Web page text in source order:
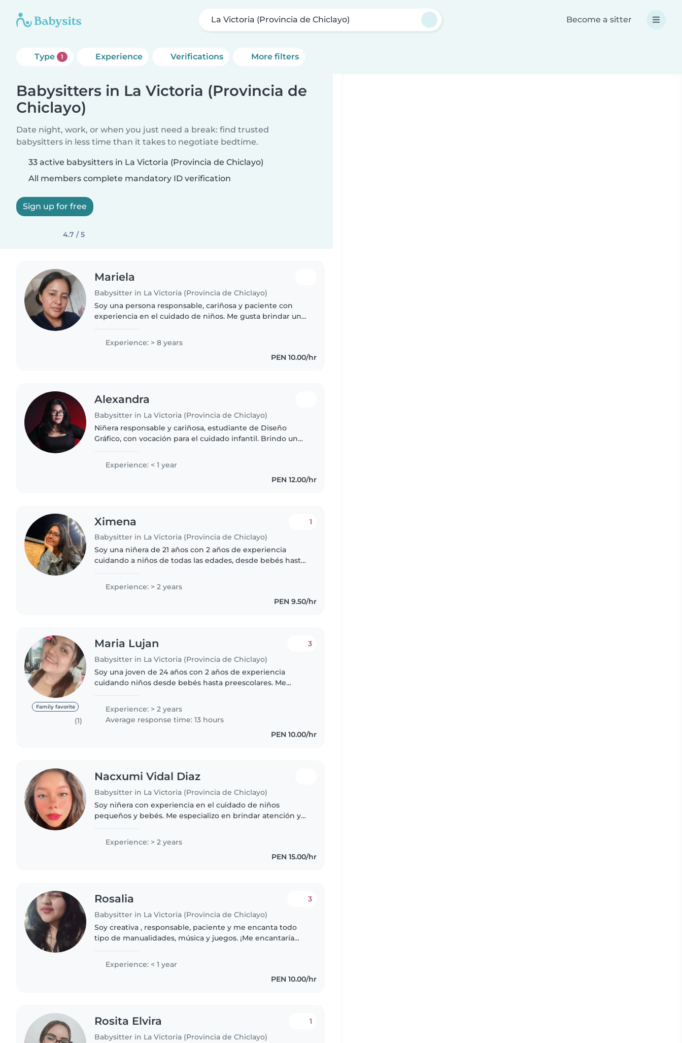
La Victoria (Provincia de Chiclayo) Become a sitter
Type 1 Experience Verifications More filters
Babysitters in La Victoria (Provincia de
Chiclayo)
Date night, work, or when you just need a break: find trusted
babysitters in less time than it takes to negotiate bedtime.
33 active babysitters in La Victoria (Provincia de Chiclayo)
All members complete mandatory ID verification
Sign up for free
4.7 / 5
Mariela
Babysitter in La Victoria (Provincia de Chiclayo)
Soy una persona responsable, cariñosa y paciente con
experiencia en el cuidado de niños. Me gusta brindar un
los pequeños se..
Experience: > 8 years
PEN 10.00/hr
Alexandra
Babysitter in La Victoria (Provincia de Chiclayo)
Niñera responsable y cariñosa, estudiante de Diseño
Gráfico, con vocación para el cuidado infantil. Brindo un
Experience: < 1 year
PEN 12.00/hr
Ximena
Babysitter in La Victoria (Provincia de Chiclayo)
1
Soy una niñera de 21 años con 2 años de experiencia
cuidando a niños de todas las edades, desde bebés hasta
muy paciente. Puedo..
Experience: > 2 years
PEN 9.50/hr
Family favorite
(1)
Maria Lujan
Babysitter in La Victoria (Provincia de Chiclayo)
3
Soy una joven de 24 años con 2 años de experiencia
cuidando niños desde bebés hasta preescolares. Me
paciente. Tengo habilidades para..
Experience: > 2 years
Average response time: 13 hours
PEN 10.00/hr
Nacxumi Vidal Diaz
Babysitter in La Victoria (Provincia de Chiclayo)
Soy niñera con experiencia en el cuidado de niños
pequeños y bebés. Me especializo en brindar atención y
bebés - juegos para..
Experience: > 2 years
PEN 15.00/hr
Rosalia
Babysitter in La Victoria (Provincia de Chiclayo)
3
Soy creativa , responsable, paciente y me encanta todo
tipo de manualidades, música y juegos. ¡Me encantaría
Experience: < 1 year
PEN 10.00/hr
Rosita Elvira
Babysitter in La Victoria (Provincia de Chiclayo)
1